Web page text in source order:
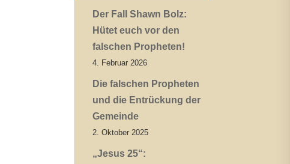
Der Fall Shawn Bolz:
Hütet euch vor den
falschen Propheten!
4. Februar 2026
Die falschen Propheten
und die Entrückung der
Gemeinde
2. Oktober 2025
„Jesus 25“: